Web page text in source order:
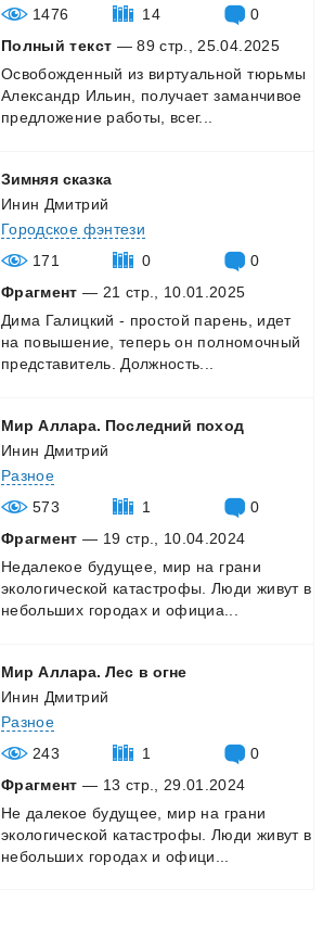
1476
14
0
Полный текст — 89 стр., 25.04.2025
Освобожденный из виртуальной тюрьмы
Александр Ильин, получает заманчивое
предложение работы, всег...
Зимняя сказка
Инин Дмитрий
Городское фэнтези
171
0
0
Фрагмент — 21 стр., 10.01.2025
Дима Галицкий - простой парень,
идет
на повышение, теперь он полномочный
представитель.
Должность...
Мир Аллара. Последний поход
Инин Дмитрий
Разное
573
1
0
Фрагмент — 19 стр., 10.04.2024
Недалекое будущее, мир на грани
экологической катастрофы. Люди живут в
небольших городах и официа...
Мир Аллара. Лес в огне
Инин Дмитрий
Разное
243
1
0
Фрагмент — 13 стр., 29.01.2024
Не далекое будущее, мир на грани
экологической катастрофы. Люди живут в
небольших городах и офици...